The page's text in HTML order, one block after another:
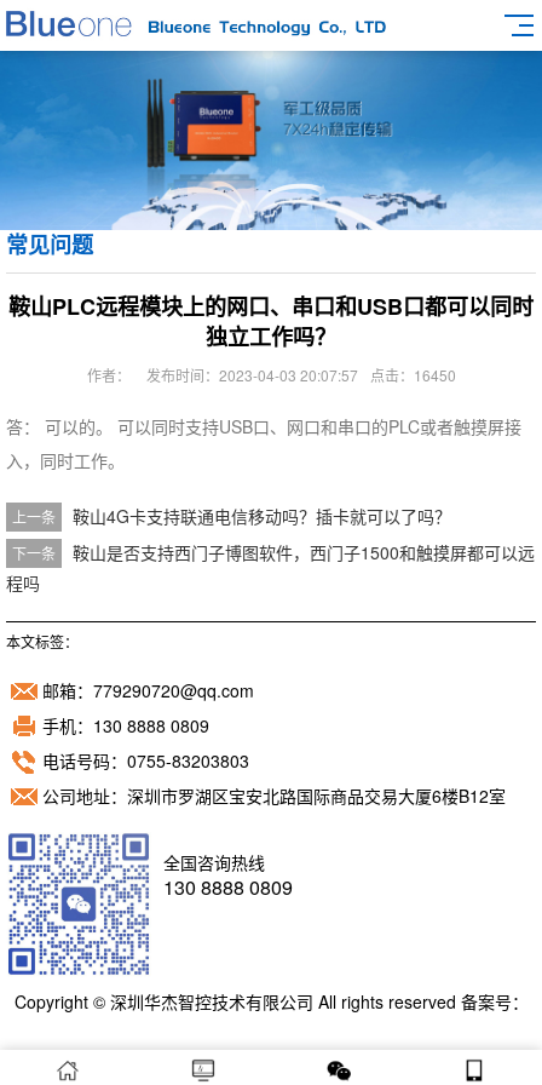
常见问题
鞍山PLC远程模块上的网口、串口和USB口都可以同时
独立工作吗？
作者： 发布时间：2023-04-03 20:07:57 点击：16450
答： 可以的。 可以同时支持USB口、网口和串口的PLC或者触摸屏接
入，同时工作。
上一条 鞍山4G卡支持联通电信移动吗？插卡就可以了吗？
下一条
鞍山是否支持西门子博图软件，西门子1500和触摸屏都可以远
程吗
本文标签：
邮箱：779290720@qq.com
手机：130 8888 0809
电话号码：0755-83203803
公司地址：深圳市罗湖区宝安北路国际商品交易大厦6楼B12室
全国咨询热线
130 8888 0809
Copyright © 深圳华杰智控技术有限公司 All rights reserved 备案号：